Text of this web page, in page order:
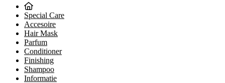
Special Care
Accesoire
Hair Mask
Parfum
Conditioner
Finishing
Shampoo
Informatie